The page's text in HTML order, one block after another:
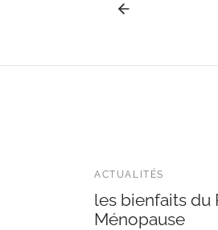
ACTUALITÉS
les bienfaits du
Ménopause